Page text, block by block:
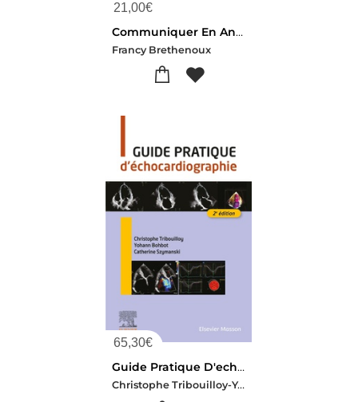
21,00€
Communiquer En Anglais En Ifsi A L'oral Et A L'ecrit - Sante Et Soins : Nouveau Referentiel 2026 - Ue E2 Langue Vivante
Francy Brethenoux
65,30€
Guide Pratique D'echocardiographie (2e Edition)
Christophe Tribouilloy-Yohann Bohbot-Catherine Szymanski